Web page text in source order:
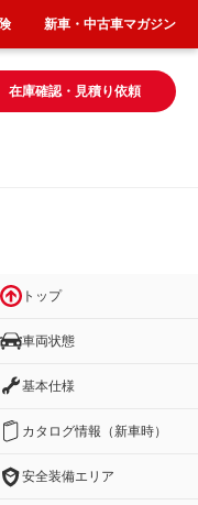
在庫確認・見積り依頼
トップ
車両状態
基本仕様
カタログ情報（新車時）
安全装備エリア
新車・中古車マガジン